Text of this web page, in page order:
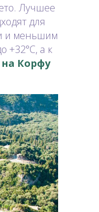
Лучшее
для
и меньшим
+32°C, а к
на Корфу